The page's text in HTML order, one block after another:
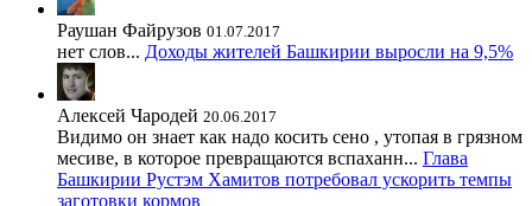
Раушан Файрузов 01.07.2017
нет слов... Доходы жителей Башкирии выросли на 9,5%
Алексей Чародей 20.06.2017
Видимо он знает как надо косить сено , утопая в грязном
месиве, в которое превращаются вспаханн... Глава
Башкирии Рустэм Хамитов потребовал ускорить темпы
заготовки кормов